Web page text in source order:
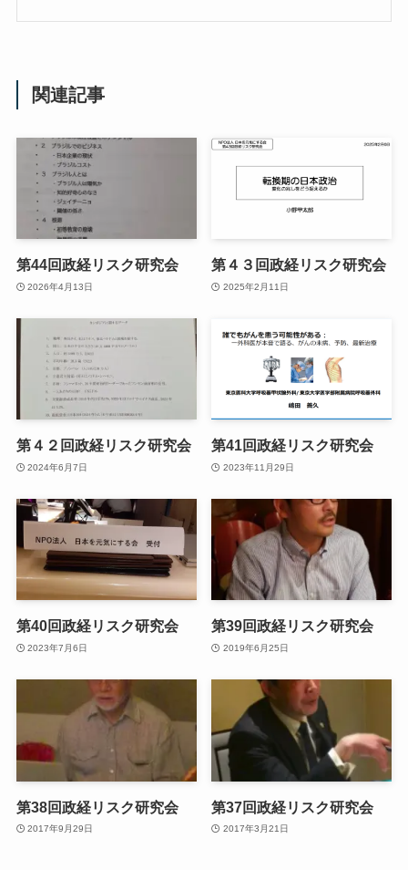
関連記事
第44回政経リスク研究会
2026年4月13日
第４３回政経リスク研究会
2025年2月11日
第４２回政経リスク研究会
2024年6月7日
第41回政経リスク研究会
2023年11月29日
第40回政経リスク研究会
2023年7月6日
第39回政経リスク研究会
2019年6月25日
第38回政経リスク研究会
2017年9月29日
第37回政経リスク研究会
2017年3月21日